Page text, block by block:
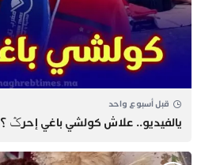
قبل أسبوع واحد
يالفيديو.. علاش كولشي باغي إحرݣ ؟